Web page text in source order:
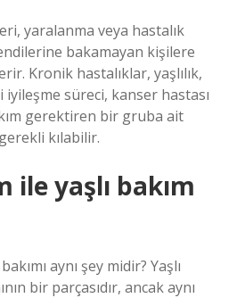
yaralanma veya hastalık
bakamayan kişilere
Kronik hastalıklar, yaşlılık,
süreci, kanser hastası
gerektiren bir gruba ait
kılabilir.
ile yaşlı bakım
aynı şey midir? Yaşlı
bir parçasıdır, ancak aynı